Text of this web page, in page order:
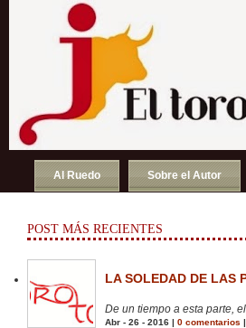
Al Ruedo Sobre el Autor
POST MÁS RECIENTES
LA SOLEDAD DE LAS
De un tiempo a esta parte,
Abr - 26 - 2016 | 0 comentarios |